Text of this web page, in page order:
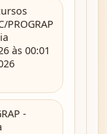
PROGRAP
às 00:01
-